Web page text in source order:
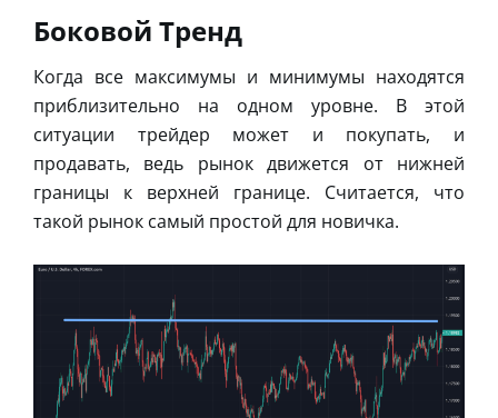
Боковой Тренд
Когда все максимумы и минимумы находятся
приблизительно на одном уровне. В этой
ситуации трейдер может и покупать, и
продавать, ведь рынок движется от нижней
границы к верхней границе. Считается, что
такой рынок самый простой для новичка.